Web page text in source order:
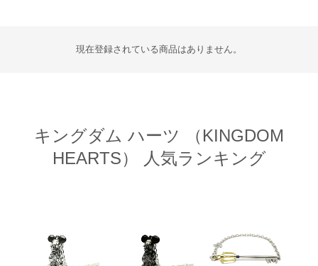
現在登録されている商品はありません。
キングダム ハーツ （KINGDOM
HEARTS） 人気ランキング